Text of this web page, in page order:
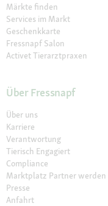
Märkte finden
Services im Markt
Geschenkkarte
Fressnapf Salon
Activet Tierarztpraxen
Über Fressnapf
Über uns
Karriere
Verantwortung
Tierisch Engagiert
Compliance
Marktplatz Partner werden
Presse
Anfahrt